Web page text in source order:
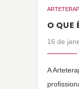
O QUE
16 de
A